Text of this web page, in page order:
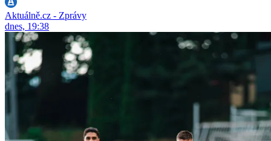
Aktuálně.cz - Zprávy
dnes, 19:38